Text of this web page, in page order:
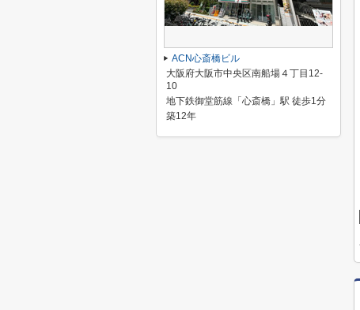
ACN心斎橋ビル
大阪府大阪市中央区南船場４丁目12-
10
地下鉄御堂筋線「心斎橋」駅 徒歩1分
築12年